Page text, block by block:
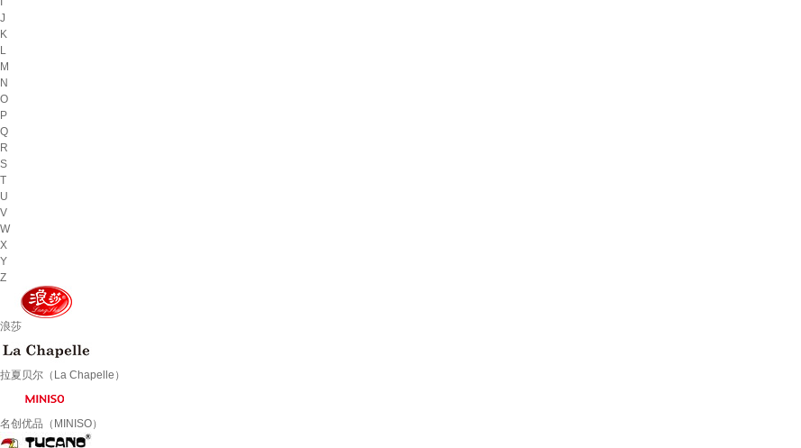
J
K
L
M
N
O
P
Q
R
S
T
U
V
W
X
Y
Z
浪莎
拉夏贝尔（La Chapelle）
名创优品（MINISO）